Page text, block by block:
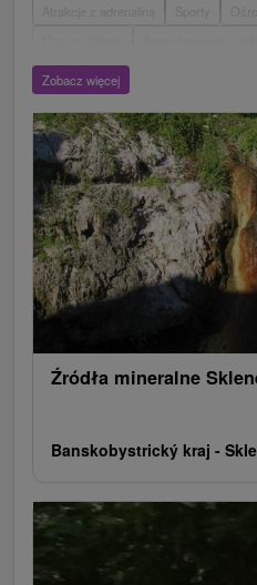
Atrakcje z adrenaliną
Wieże obserwacyjne i chodniki
Escaperoom
Ogrody botaniczne
Parki miejskie i
Loty widokowe i rejsy wycieczkowe
Jeziora, jeziora, zbiorniki wodne
Wodospady
Kościoły drewniane
Túry a turistické chodníky
Zamki
Rafting, rafting, rafting
Obiekty
Pola golfowe
Tory gokartowe
Zobacz więcej
Źródła mineralne
Banskobystrický kraj -